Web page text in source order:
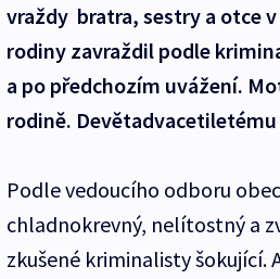
vraždy bratra, sestry a otce
rodiny zavraždil podle
a po předchozím uvážení.
rodině.
Podle vedoucího odboru
chladnokrevný, nelítostný a
zkušené kriminalisty šokující.